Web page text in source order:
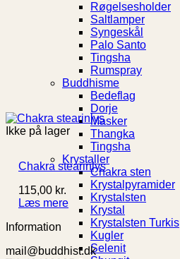
Røgelsesholder
Saltlamper
Syngeskål
Palo Santo
Tingsha
Rumspray
Buddhisme
Bedeflag
Dorje
Masker
Thangka
Tingsha
Krystaller
Chakra sten
Krystalpyramider
Krystalsten
Krystal
Krystalsten Turkis
Kugler
Selenit
Ikke på lager
Chakra stearinlys
115,00 kr.
Læs mere
Information
mail@buddhist.dk